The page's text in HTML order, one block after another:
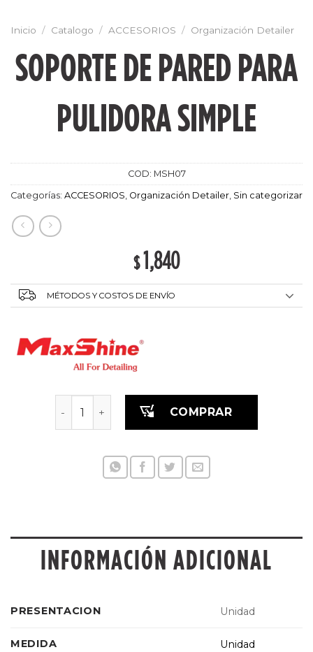
Inicio / Catalogo / ACCESORIOS / Organización Detailer
SOPORTE DE PARED PARA
PULIDORA SIMPLE
COD: MSH07
Categorías: ACCESORIOS Organización Detailer Sin categorizar
$1,840
MÉTODOS Y COSTOS DE ENVÍO
Soporte de pared para pulidora simple
COMPRAR
INFORMACIÓN ADICIONAL
PRESENTACION Unidad
MEDIDA Unidad